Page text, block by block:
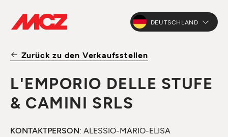
DEUTSCHLAND
Zurück zu den Verkaufsstellen
L'EMPORIO DELLE STUFE
& CAMINI SRLS
KONTAKTPERSON: ALESSIO-MARIO-ELISA